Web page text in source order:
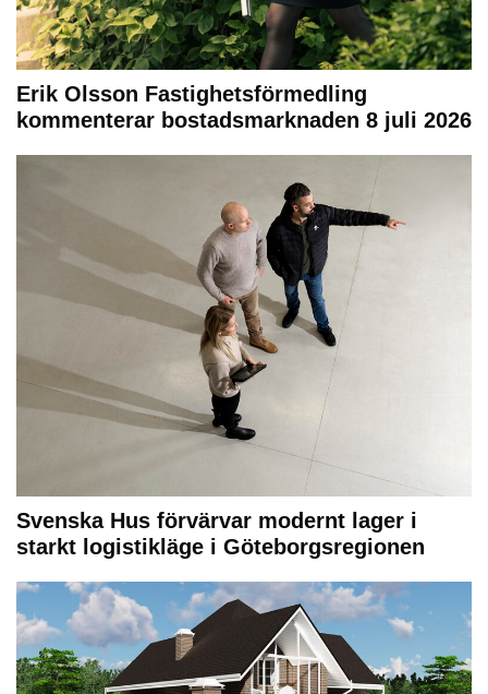
Erik Olsson Fastighetsförmedling
kommenterar bostadsmarknaden 8 juli 2026
Svenska Hus förvärvar modernt lager i
starkt logistikläge i Göteborgsregionen